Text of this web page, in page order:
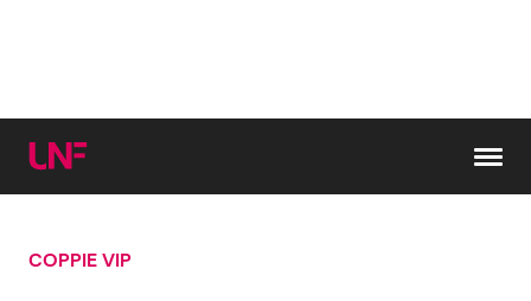
Cerca:
COPPIE VIP